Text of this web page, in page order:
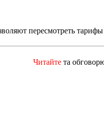
пересмотреть
Читайте та